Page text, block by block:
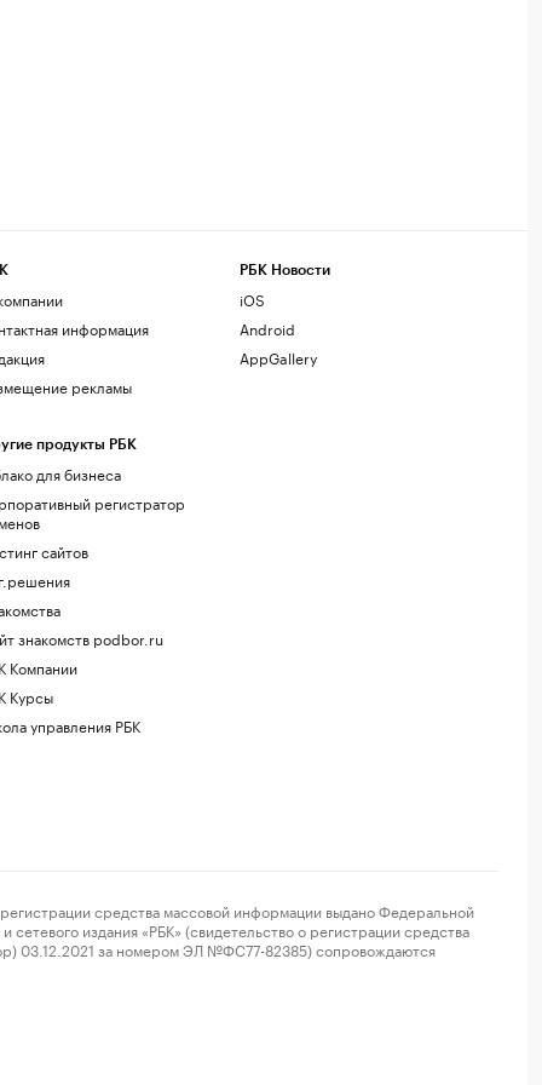
информация
рекламы
продукты РБК
для бизнеса
регистратор
сайтов
знакомств podbor.ru
Компании
Курсы
управления РБК
РБК Новости
iOS
Android
AppGallery
средства массовой информации выдано Федеральной
издания «РБК» (свидетельство о регистрации средства
03.12.2021 за номером ЭЛ №ФС77-82385) сопровождаются